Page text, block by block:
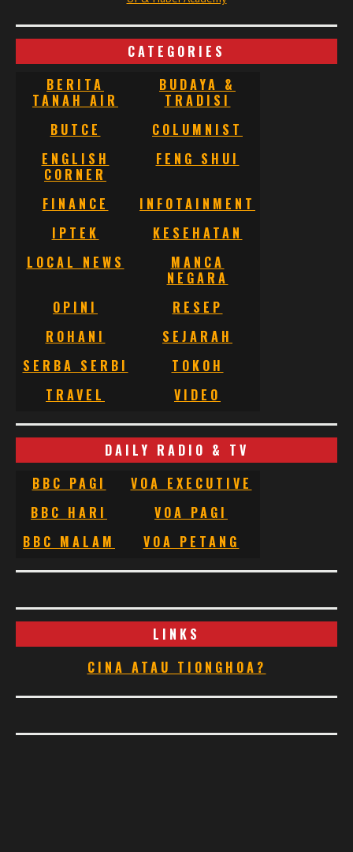
CATEGORIES
BERITA
TANAH AIR
BUDAYA &
TRADISI
BUTCE
COLUMNIST
ENGLISH
CORNER
FENG SHUI
FINANCE
INFOTAINMENT
IPTEK
KESEHATAN
LOCAL NEWS
MANCA
NEGARA
OPINI
RESEP
ROHANI
SEJARAH
SERBA SERBI
TOKOH
TRAVEL
VIDEO
DAILY RADIO & TV
BBC PAGI
VOA EXECUTIVE
BBC HARI
VOA PAGI
BBC MALAM
VOA PETANG
LINKS
CINA ATAU TIONGHOA?